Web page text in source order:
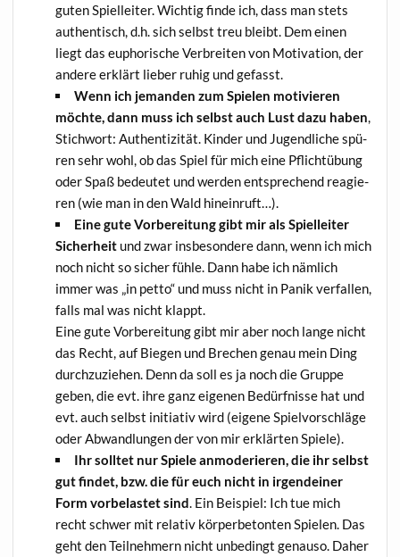
guten Spiel­lei­ter. Wich­tig fin­de ich, dass man stets
authen­tisch, d.h. sich selbst treu bleibt. Dem einen
liegt das eupho­ri­sche Ver­brei­ten von Moti­va­ti­on, der
ande­re erklärt lie­ber ruhig und gefasst.
Wenn ich jeman­den zum Spie­len moti­vie­ren
möch­te, dann muss ich selbst auch Lust dazu haben,
Stich­wort: Authen­ti­zi­tät. Kin­der und Jugend­li­che spü­
ren sehr wohl, ob das Spiel für mich eine Pflicht­übung
oder Spaß bedeu­tet und wer­den ent­spre­chend reagie­
ren (wie man in den Wald hineinruft…).
Eine gute Vor­be­rei­tung gibt mir als Spiel­lei­ter
Sicher­heitund zwar ins­be­son­de­re dann, wenn ich mich
noch nicht so sicher füh­le. Dann habe ich näm­lich
immer was „in pet­to“ und muss nicht in Panik ver­fal­len,
falls mal was nicht klappt.
Eine gute Vor­be­rei­tung gibt mir aber noch lan­ge nicht
das Recht, auf Bie­gen und Bre­chen genau mein Ding
durch­zu­zie­hen. Denn da soll es ja noch die Grup­pe
geben, die evt. ihre ganz eige­nen Bedürf­nis­se hat und
evt. auch selbst initia­tiv wird (eige­ne Spiel­vor­schlä­ge
oder Abwand­lun­gen der von mir erklär­ten Spiele).
Ihr soll­tet nur Spie­le anmo­de­rie­ren, die ihr selbst
gut fin­det, bzw. die für euch nicht in irgend­ei­ner
Form vor­be­las­tet sind. Ein Bei­spiel: Ich tue mich
recht schwer mit rela­tiv kör­per­be­ton­ten Spie­len. Das
geht den Teil­neh­mern nicht unbe­dingt genau­so. Daher